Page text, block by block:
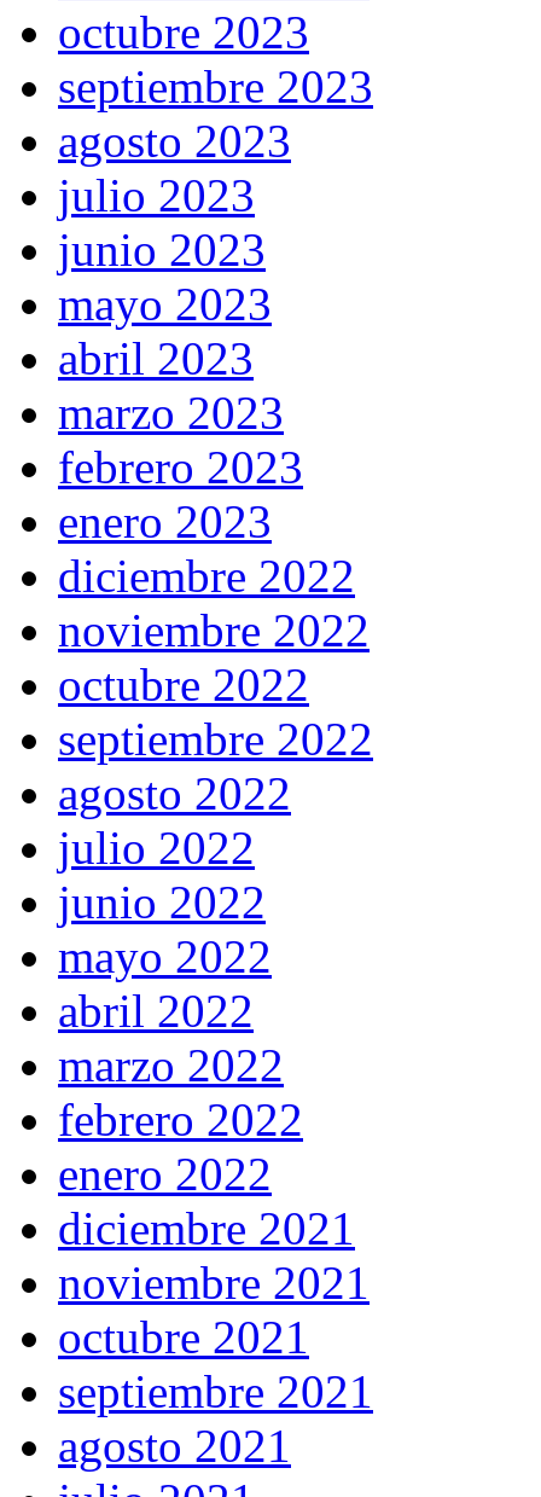
octubre 2023
septiembre 2023
agosto 2023
julio 2023
junio 2023
mayo 2023
abril 2023
marzo 2023
febrero 2023
enero 2023
diciembre 2022
noviembre 2022
octubre 2022
septiembre 2022
agosto 2022
julio 2022
junio 2022
mayo 2022
abril 2022
marzo 2022
febrero 2022
enero 2022
diciembre 2021
noviembre 2021
octubre 2021
septiembre 2021
agosto 2021